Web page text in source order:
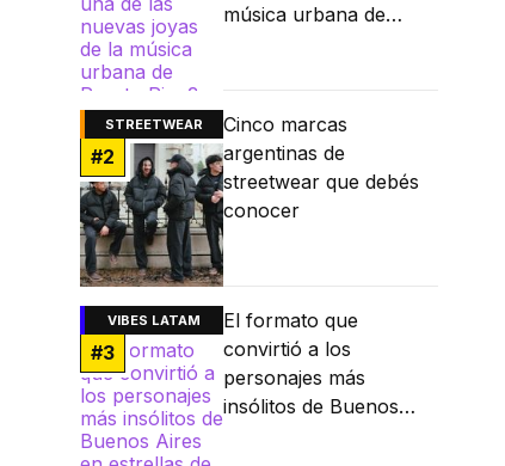
música urbana de
STREETWEAR
#2
Cinco marcas
argentinas de
streetwear que debés
conocer
VIBES LATAM
#3
El formato que
convirtió a los
personajes más
insólitos de Buenos